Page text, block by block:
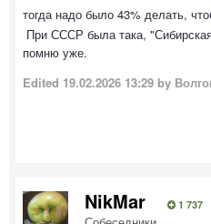
тогда надо было 43% делать,
При СССР была така,
помню уже.
Edited 19.02.2026 13:29 by
NikMar 1 737